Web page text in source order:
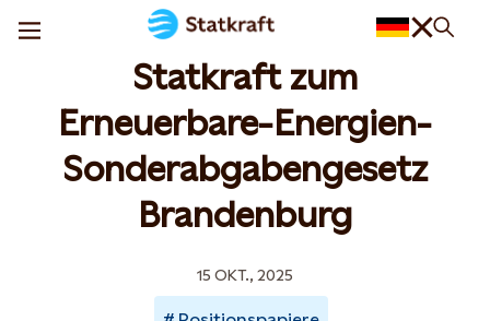
Statkraft zum
Erneuerbare-Energien-
Sonderabgabengesetz
Brandenburg
15 OKT., 2025